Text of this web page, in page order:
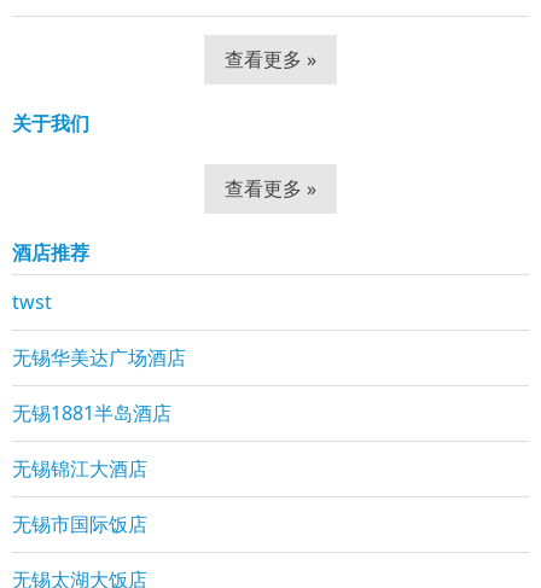
查看更多 »
关于我们
查看更多 »
酒店推荐
twst
无锡华美达广场酒店
无锡1881半岛酒店
无锡锦江大酒店
无锡市国际饭店
无锡太湖大饭店